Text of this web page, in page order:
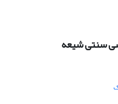
سنتی شیعه